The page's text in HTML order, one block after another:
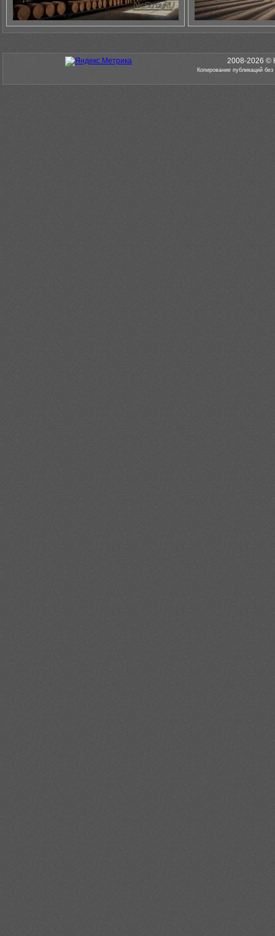
2008-2026 ©
Копирование публикаций